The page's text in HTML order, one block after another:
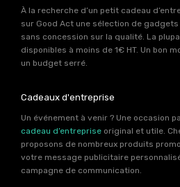
À la recherche d’un petit cadeau
sur Good Act une sélection de
sans concession sur la qualité. La
disponibles à moins de 1€ HT. Un bon
un budget serré.
Cadeaux d'entreprise
Un événement à venir ? Une occasion
cadeau d’entreprise original et utile.
proposons de nombreux produits
votre message publicitaire
campagne de communication.